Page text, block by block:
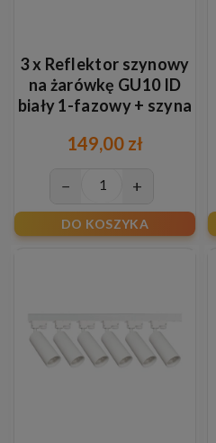
3 x Reflektor szynowy
na żarówkę GU10 ID
biały 1-fazowy + szyna
149,00 zł
− +
DO KOSZYKA